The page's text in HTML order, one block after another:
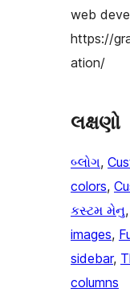
web
https://
ation/
લક્ષણો
બ્લોગ,
colors,
કસ્ટમ મેનુ,
images,
sidebar,
columns